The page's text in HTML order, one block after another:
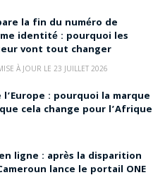
la fin du numéro de
identité : pourquoi les
vont tout changer
À JOUR LE 23 JUILLET 2026
: pourquoi la marque
cela change pour l’Afrique
ligne : après la disparition
lance le portail ONE